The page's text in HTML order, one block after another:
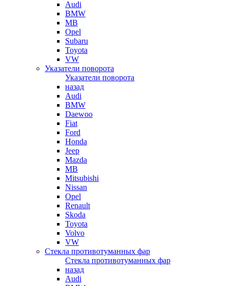
Audi
BMW
MB
Opel
Subaru
Toyota
VW
Указатели поворота
Указатели поворота
назад
Audi
BMW
Daewoo
Fiat
Ford
Honda
Jeep
Mazda
MB
Mitsubishi
Nissan
Opel
Renault
Skoda
Toyota
Volvo
VW
Стекла противотуманных фар
Стекла противотуманных фар
назад
Audi